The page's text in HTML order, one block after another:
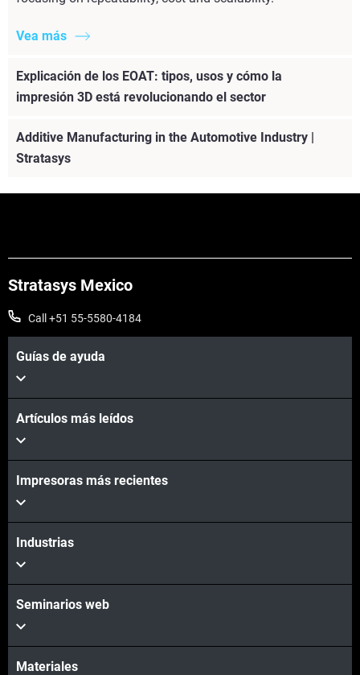
Vea más
Explicación de los EOAT: tipos, usos y cómo la
impresión 3D está revolucionando el sector
Vea más
Additive Manufacturing in the Automotive Industry |
Stratasys
Vea más
Stratasys Mexico
Call +51 55-5580-4184
Guías de ayuda
Artículos más leídos
Impresoras más recientes
Industrias
Seminarios web
Materiales